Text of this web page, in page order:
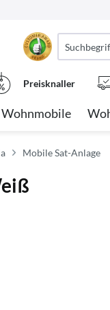
Preisknaller
Wohnmobile
Mobile Sat-Anlage